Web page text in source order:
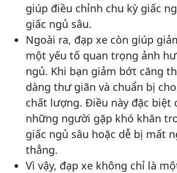
giúp điều chỉnh chu kỳ giấc
giấc ngủ sâu.
Ngoài ra, đạp xe còn giúp
một yếu tố quan trọng ảnh
ngủ. Khi bạn giảm bớt căng
dàng thư giãn và chuẩn bị
chất lượng. Điều này đặc biệt
những người gặp khó khăn
giấc ngủ sâu hoặc dễ bị mất
thẳng.
Vì vậy, đạp xe không chỉ là